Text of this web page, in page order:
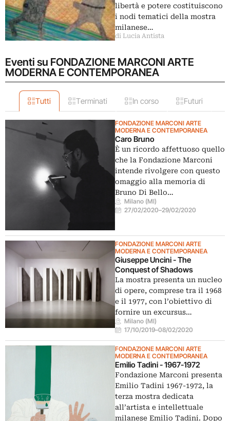
libertà e potere costituiscono
i nodi tematici della mostra
milanese…
di Lucia Antista
Eventi su FONDAZIONE MARCONI ARTE
MODERNA E CONTEMPORANEA
Tutti Terminati In corso Futuri
FONDAZIONE MARCONI ARTE
MODERNA E CONTEMPORANEA
Caro Bruno
È un ricordo affettuoso quello
che la Fondazione Marconi
intende rivolgere con questo
omaggio alla memoria di
Bruno Di Bello…
Milano (MI)
27/02/2020–29/02/2020
FONDAZIONE MARCONI ARTE
MODERNA E CONTEMPORANEA
Giuseppe Uncini - The
Conquest of Shadows
La mostra presenta un nucleo
di opere, comprese tra il 1968
e il 1977, con l’obiettivo di
fornire un excursus…
Milano (MI)
17/10/2019–08/02/2020
FONDAZIONE MARCONI ARTE
MODERNA E CONTEMPORANEA
Emilio Tadini - 1967-1972
Fondazione Marconi presenta
Emilio Tadini 1967-1972, la
terza mostra dedicata
all’artista e intellettuale
milanese Emilio Tadini. Dopo